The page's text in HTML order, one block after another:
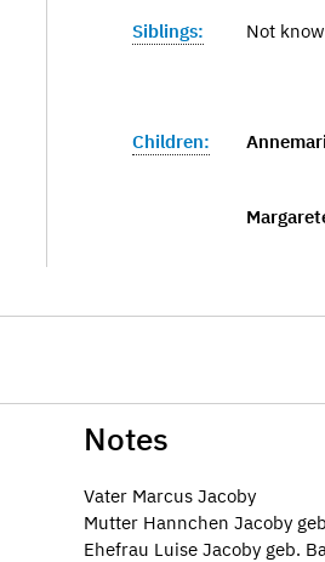
Siblings: Not
Children:
Notes
Vater Marcus Jacoby
Mutter Hannchen Jacoby
Ehefrau Luise Jacoby geb.